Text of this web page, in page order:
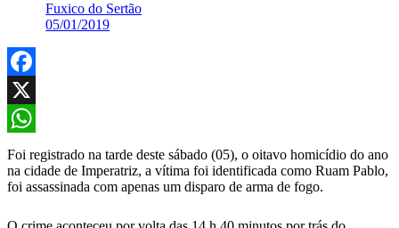
Fuxico do Sertão
05/01/2019
Facebook
X
WhatsApp
Foi registrado na tarde deste sábado (05), o oitavo homicídio do ano
na cidade de Imperatriz, a vítima foi identificada como Ruam Pablo,
foi assassinada com apenas um disparo de arma de fogo.